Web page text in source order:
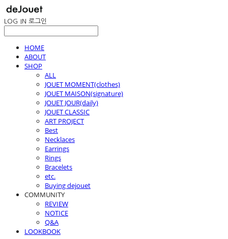
LOG IN 로그인
HOME
ABOUT
SHOP
ALL
JOUET MOMENT(clothes)
JOUET MAISON(signature)
JOUET JOUR(daily)
JOUET CLASSIC
ART PROJECT
Best
Necklaces
Earrings
Rings
Bracelets
etc.
Buying dejouet
COMMUNITY
REVIEW
NOTICE
Q&A
LOOKBOOK